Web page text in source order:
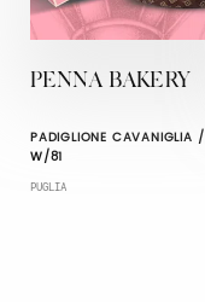
PENNA BAKERY
PADIGLIONE CAVANIGLIA /
W/81
PUGLIA